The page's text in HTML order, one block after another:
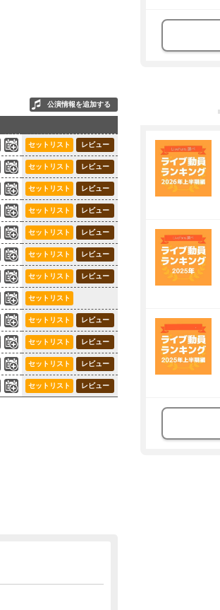
公演情報を追加する
0 66 セットリスト レビュー
0 72 セットリスト レビュー
0 56 セットリスト レビュー
0 43 セットリスト レビュー
0 48 セットリスト レビュー
0 46 セットリスト レビュー
0 25 セットリスト レビュー
0 26 セットリスト
0 43 セットリスト レビュー
0 51 セットリスト レビュー
0 44 セットリスト レビュー
0 52 セットリスト レビュー